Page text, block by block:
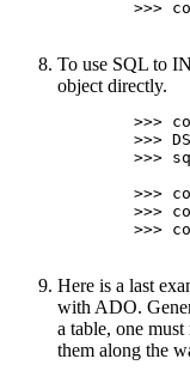
>>>
To use SQL to
object directly.
>>>
>>>
>>>
>>>
>>>
>>>
Here is a last
with ADO.
a table, one
them along the